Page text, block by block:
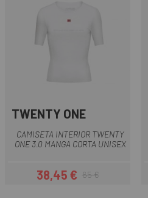
TWENTY ONE
CAMISETA INTERIOR TWENTY
ONE 3.0 MANGA CORTA UNISEX
Precio
38,45 €Precio regular
65 €